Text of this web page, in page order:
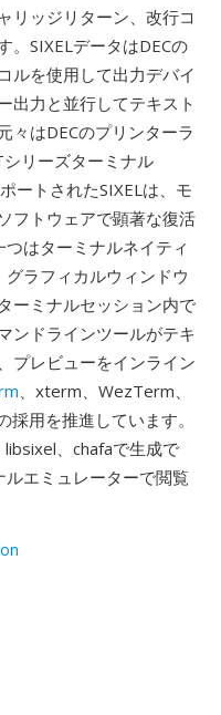
リッジリターン、改行コ
。SIXELデータはDECの
ルを使用して出力デバイ
出力と並行してテキスト
々はDECのプリンターラ
リーズターミナル
ートされたSIXELは、モ
フトウェアで顕著な復活
はターミナルネイティ
ラフィカルウィンドウ
ーミナルセッション内で
ンドラインツールがテキ
プレビューをインライン
、xterm、WezTerm、
用を推進しています。
、chafaで生成で
ルエミュレーターで閲覧